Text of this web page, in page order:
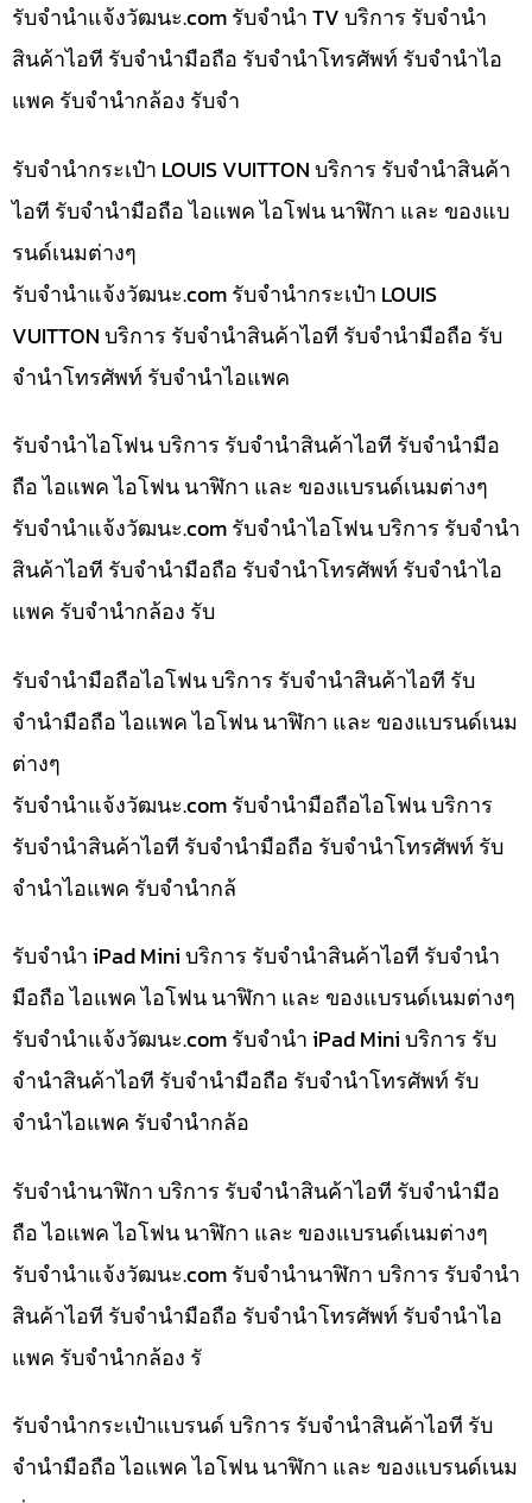
รับจํานําแจ้งวัฒนะ.com รับจำนำ TV บริการ รับจำนำ
สินค้าไอที รับจำนำมือถือ รับจำนำโทรศัพท์ รับจำนำไอ
แพค รับจำนำกล้อง รับจำ
รับจำนำกระเป๋า LOUIS VUITTON บริการ รับจำนำสินค้า
ไอที รับจำนำมือถือ ไอแพค ไอโฟน นาฬิกา และ ของแบ
รนด์เนมต่างๆ
รับจํานําแจ้งวัฒนะ.com รับจำนำกระเป๋า LOUIS
VUITTON บริการ รับจำนำสินค้าไอที รับจำนำมือถือ รับ
จำนำโทรศัพท์ รับจำนำไอแพค
รับจำนำไอโฟน บริการ รับจำนำสินค้าไอที รับจำนำมือ
ถือ ไอแพค ไอโฟน นาฬิกา และ ของแบรนด์เนมต่างๆ
รับจํานําแจ้งวัฒนะ.com รับจำนำไอโฟน บริการ รับจำนำ
สินค้าไอที รับจำนำมือถือ รับจำนำโทรศัพท์ รับจำนำไอ
แพค รับจำนำกล้อง รับ
รับจำนำมือถือไอโฟน บริการ รับจำนำสินค้าไอที รับ
จำนำมือถือ ไอแพค ไอโฟน นาฬิกา และ ของแบรนด์เนม
ต่างๆ
รับจํานําแจ้งวัฒนะ.com รับจำนำมือถือไอโฟน บริการ
รับจำนำสินค้าไอที รับจำนำมือถือ รับจำนำโทรศัพท์ รับ
จำนำไอแพค รับจำนำกล้
รับจำนำ iPad Mini บริการ รับจำนำสินค้าไอที รับจำนำ
มือถือ ไอแพค ไอโฟน นาฬิกา และ ของแบรนด์เนมต่างๆ
รับจํานําแจ้งวัฒนะ.com รับจำนำ iPad Mini บริการ รับ
จำนำสินค้าไอที รับจำนำมือถือ รับจำนำโทรศัพท์ รับ
จำนำไอแพค รับจำนำกล้อ
รับจำนำนาฬิกา บริการ รับจำนำสินค้าไอที รับจำนำมือ
ถือ ไอแพค ไอโฟน นาฬิกา และ ของแบรนด์เนมต่างๆ
รับจํานําแจ้งวัฒนะ.com รับจำนำนาฬิกา บริการ รับจำนำ
สินค้าไอที รับจำนำมือถือ รับจำนำโทรศัพท์ รับจำนำไอ
แพค รับจำนำกล้อง รั
รับจำนำกระเป๋าแบรนด์ บริการ รับจำนำสินค้าไอที รับ
จำนำมือถือ ไอแพค ไอโฟน นาฬิกา และ ของแบรนด์เนม